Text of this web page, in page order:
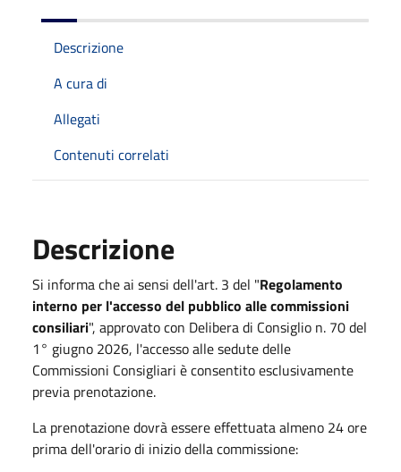
Descrizione
A cura di
Allegati
Contenuti correlati
Descrizione
Si informa che ai sensi dell'art. 3 del "Regolamento
interno per l'accesso del pubblico alle commissioni
consiliari", approvato con Delibera di Consiglio n. 70 del
1° giugno 2026, l'accesso alle sedute delle
Commissioni Consigliari è consentito esclusivamente
previa prenotazione.
La prenotazione dovrà essere effettuata almeno 24 ore
prima dell'orario di inizio della commissione: